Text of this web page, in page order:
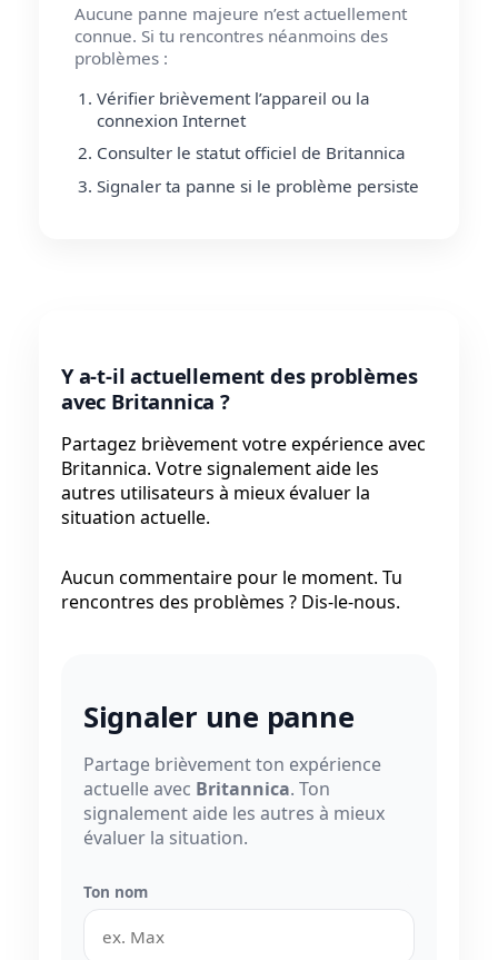
Aucune panne majeure n’est actuellement
connue. Si tu rencontres néanmoins des
problèmes :
Vérifier brièvement l’appareil ou la
connexion Internet
Consulter le statut officiel de Britannica
Signaler ta panne si le problème persiste
Y a-t-il actuellement des problèmes
avec Britannica ?
Partagez brièvement votre expérience avec
Britannica. Votre signalement aide les
autres utilisateurs à mieux évaluer la
situation actuelle.
Aucun commentaire pour le moment. Tu
rencontres des problèmes ? Dis-le-nous.
Signaler une panne
Partage brièvement ton expérience
actuelle avec Britannica. Ton
signalement aide les autres à mieux
évaluer la situation.
Ton nom